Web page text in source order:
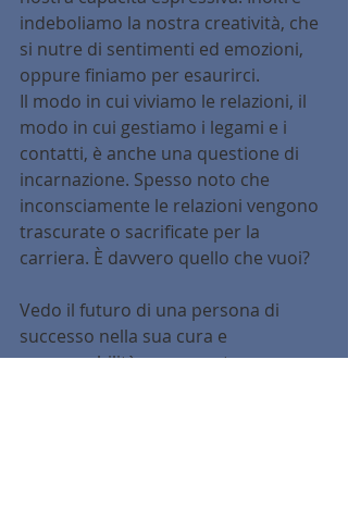
indeboliamo la nostra creatività, che
si nutre di sentimenti ed emozioni,
oppure finiamo per esaurirci.
Il modo in cui viviamo le relazioni, il
modo in cui gestiamo i legami e i
contatti, è anche una questione di
incarnazione. Spesso noto che
inconsciamente le relazioni vengono
trascurate o sacrificate per la
carriera. È davvero quello che vuoi?
Vedo il futuro di una persona di
successo nella sua cura e
responsabilità verso se stessa.